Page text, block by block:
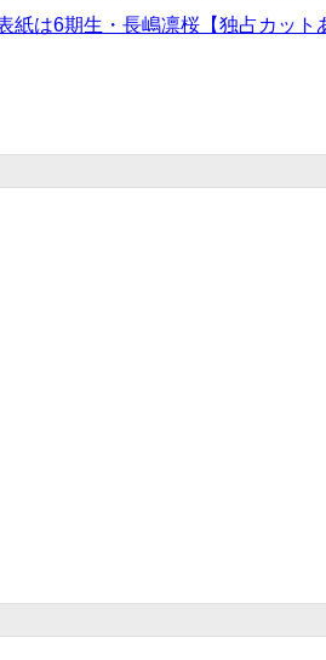
紙は6期生・長嶋凛桜【独占カット